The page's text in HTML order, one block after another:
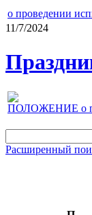
о проведении
11/7/2024
ПОЛОЖЕНИЕ о
Расширенный